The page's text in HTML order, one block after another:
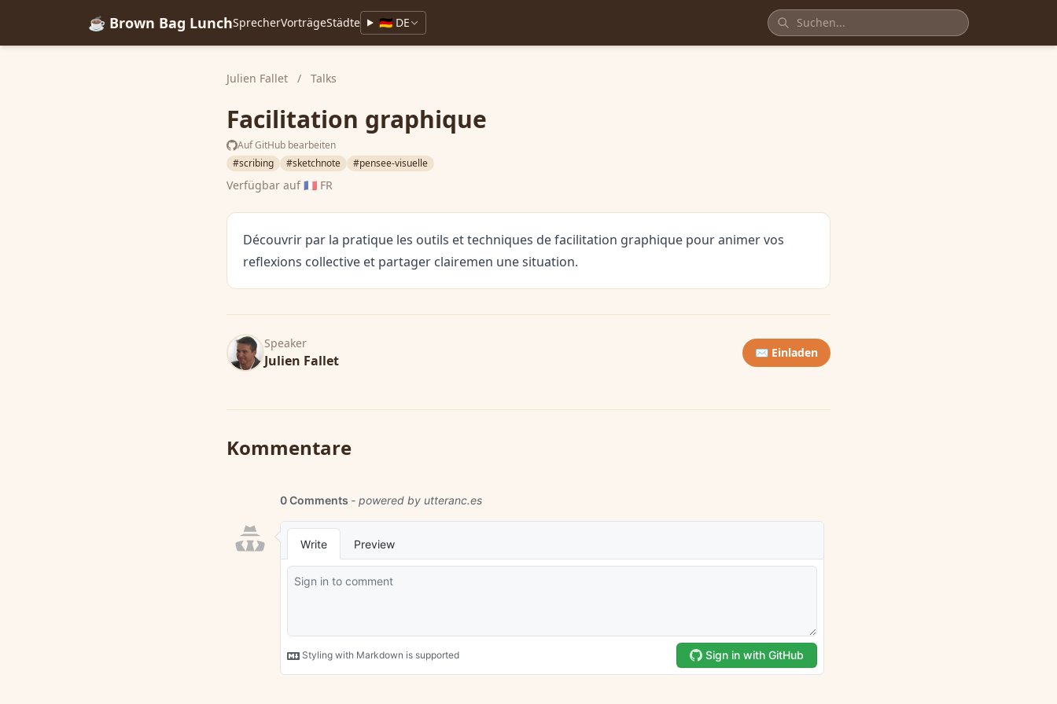
☕ Brown Bag LunchSprecherVorträgeStädte 🇩🇪 DE
Julien Fallet / Talks
Facilitation graphique
Auf GitHub bearbeiten
#scribing
#sketchnote #pensee-visuelle
Verfügbar auf🇫🇷 FR
Découvrir par la pratique les outils et techniques de facilitation graphique pour animer vos
reflexions collective et partager clairemen une situation.
Speaker
Julien Fallet ✉️ Einladen
Kommentare